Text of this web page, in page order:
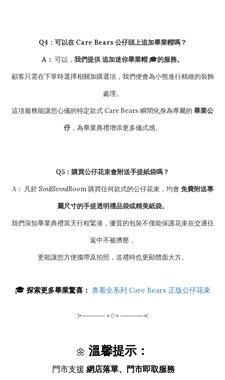
Q4：可以在 Care Bears 公仔頭上追加畢業帽嗎？
A： 可以， 我們提供 追加迷你畢業帽 🎓的服務。
顧客只需在下單時選擇相關加購選項，我們便會為小熊進行精緻的裝飾
處理。
這項服務能讓您心儀的特定款式 Care Bears 瞬間化身為專屬的 畢業公
仔，為畢業典禮增添更多儀式感。
Q5：購買公仔花束會附送手提紙袋嗎？
A： 凡於 SoulSeoulRoom 購買任何款式的公仔花束，均會 免費附送專
屬尺寸的手提透明禮品袋或精美紙袋。
我們深知畢業典禮當天行程緊湊，優質的包裝不僅能保護花束在交通往
返中不被擠壓，
更能讓您方便攜帶及拍照，送禮時也更顯體面大方。
🎓 探索更多畢業驚喜： 查看全系列 Care Bears 正版公仔花束
≻───── ⋆✩⋆ ─────≺
🌼 溫馨提示：
門市支援 網店落單、門市即取服務